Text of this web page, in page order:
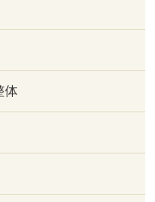
体